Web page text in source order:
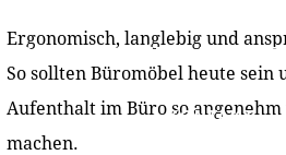
PRODUKTE ÜBER UNS
KONTAKT
Ergonomisch, langlebig und
So sollten Büromöbel heute sein
Aufenthalt im Büro so
machen.